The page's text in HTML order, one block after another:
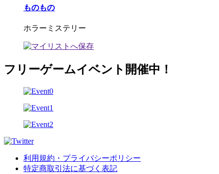
ものもの
ホラーミステリー
フリーゲームイベント開催中！
利用規約・プライバシーポリシー
特定商取引法に基づく表記